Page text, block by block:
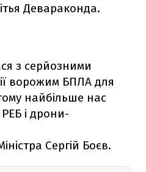
Девараконда.
з серйозними
ворожим БПЛА для
найбільше нас
РЕБ і дрони-
Сергій Боєв.